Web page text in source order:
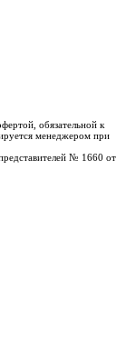
обязательной к
менеджером при
№ 1660 от